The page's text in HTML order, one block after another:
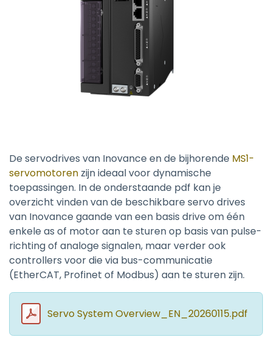
De servodrives van Inovance en de bijhorende MS1-
servomotoren zijn ideaal voor dynamische
toepassingen. In de onderstaande pdf kan je
overzicht vinden van de beschikbare servo drives
van Inovance gaande van een basis drive om één
enkele as of motor aan te sturen op basis van pulse-
richting of analoge signalen, maar verder ook
controllers voor die via bus-communicatie
(EtherCAT, Profinet of Modbus) aan te sturen zijn.
Servo System Overview_EN_20260115.pdf